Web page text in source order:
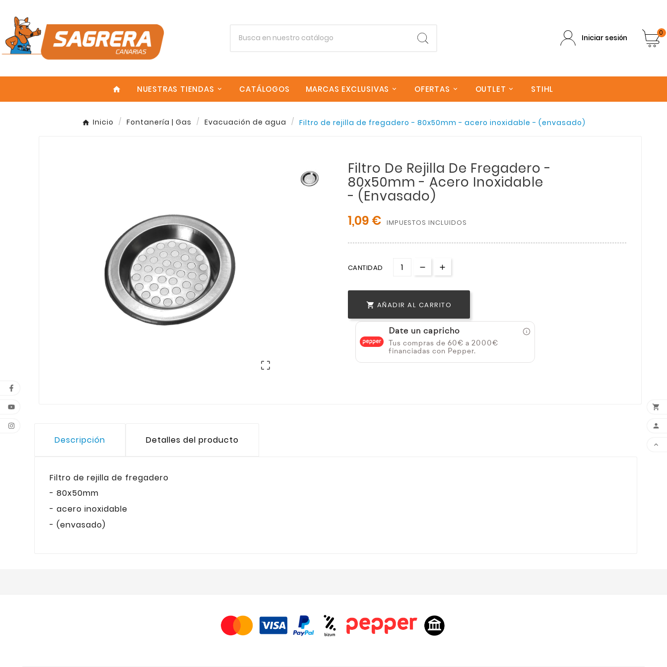
Iniciar sesión
0
home NUESTRAS TIENDAS CATÁLOGOS MARCAS EXCLUSIVAS OFERTAS OUTLET STIHL
Inicio Fontanería | Gas Evacuación de agua Filtro de rejilla de fregadero - 80x50mm - acero inoxidable - (envasado)

Filtro De Rejilla De Fregadero -
80x50mm - Acero Inoxidable
- (envasado)
1,09 € IMPUESTOS INCLUIDOS
CANTIDAD
 AÑADIR AL CARRITO
Date un capricho
Tus compras de 60€ a 2000€
financiadas con Pepper.
Descripción Detalles del producto
Filtro de rejilla de fregadero
- 80x50mm
- acero inoxidable
- (envasado)


